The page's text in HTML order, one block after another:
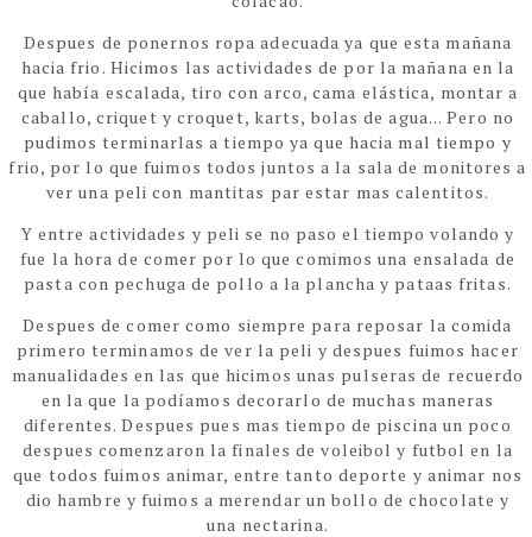
Despues de ponernos ropa adecuada ya que esta mañana
hacia frio. Hicimos las actividades de por la mañana en la
que había escalada, tiro con arco, cama elástica, montar a
caballo, criquet y croquet, karts, bolas de agua... Pero no
pudimos terminarlas a tiempo ya que hacia mal tiempo y
frio, por lo que fuimos todos juntos a la sala de monitores a
ver una peli con mantitas par estar mas calentitos.
Y entre actividades y peli se no paso el tiempo volando y
fue la hora de comer por lo que comimos una ensalada de
pasta con pechuga de pollo a la plancha y pataas fritas.
Despues de comer como siempre para reposar la comida
primero terminamos de ver la peli y despues fuimos hacer
manualidades en las que hicimos unas pulseras de recuerdo
en la que la podíamos decorarlo de muchas maneras
diferentes. Despues pues mas tiempo de piscina un poco
despues comenzaron la finales de voleibol y futbol en la
que todos fuimos animar, entre tanto deporte y animar nos
dio hambre y fuimos a merendar un bollo de chocolate y
una nectarina.